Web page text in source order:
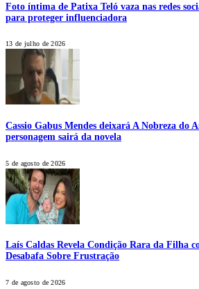
Foto íntima de Patixa Teló vaza nas redes
para proteger influenciadora
13 de julho de 2026
Cassio Gabus Mendes deixará A Nobreza do
personagem sairá da novela
5 de agosto de 2026
Laís Caldas Revela Condição Rara da Filha
Desabafa Sobre Frustração
7 de agosto de 2026